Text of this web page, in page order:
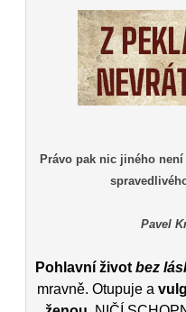
Právo pak nic jiného
Pavel
Pohlavní život bez
mravně. Otupuje a